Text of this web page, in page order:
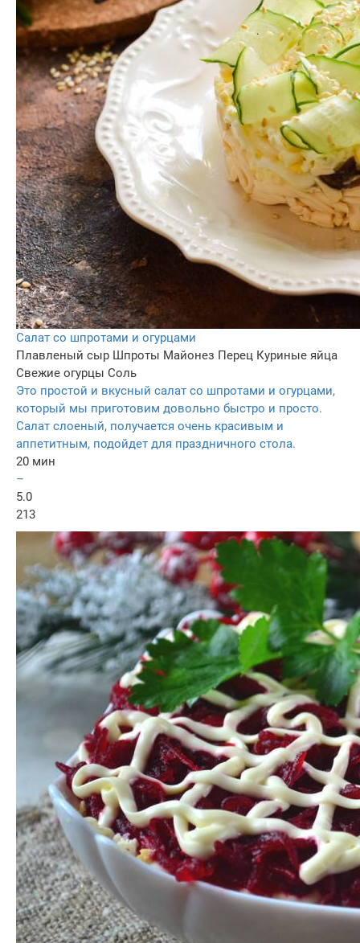
Салат со шпротами и огурцами
Плавленый сыр Шпроты Майонез Перец Куриные яйца
Свежие огурцы Соль
Это простой и вкусный салат со шпротами и огурцами,
который мы приготовим довольно быстро и просто.
Салат слоеный, получается очень красивым и
аппетитным, подойдет для праздничного стола.
20 мин
–
5.0
213